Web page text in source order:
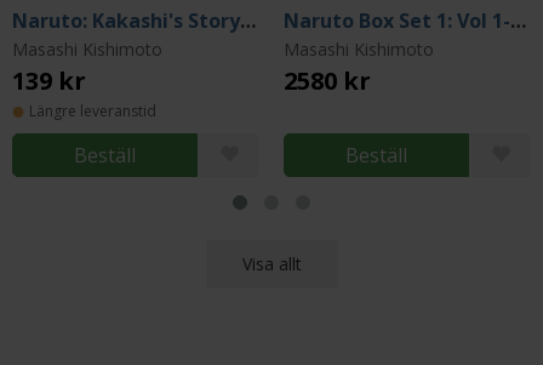
Naruto: Kakashi's Story Novel: The Sixth Hokage and the Failed Prince
Masashi Kishimoto
139 kr
Längre leveranstid
Beställ
Naruto Box Set 1: Vol 1-27
Masashi Kishimoto
2580 kr
Beställ
Visa allt